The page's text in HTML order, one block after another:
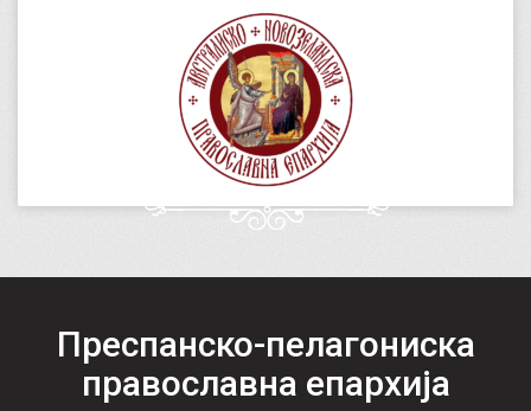
Преспанско-пелагониска
православна епархија